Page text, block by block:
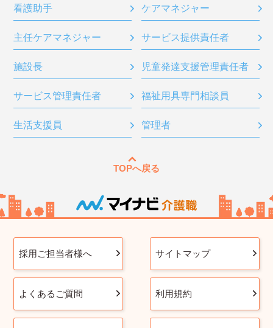
看護助手 ケアマネジャー
主任ケアマネジャー サービス提供責任者
施設長 児童発達支援管理責任者
サービス管理責任者 福祉用具専門相談員
生活支援員 管理者
TOPへ戻る
採用ご担当者様へ サイトマップ
よくあるご質問 利用規約